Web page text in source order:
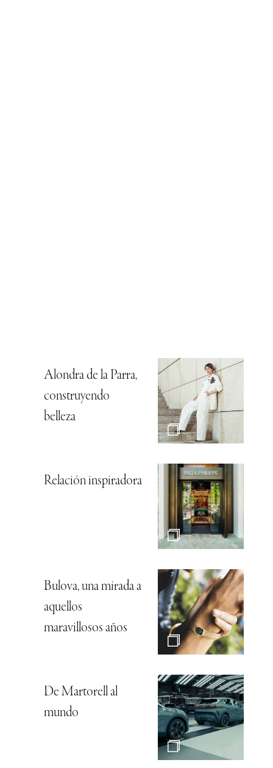
Alondra de la Parra,
construyendo
belleza
Relación inspiradora
Bulova, una mirada a
aquellos
maravillosos años
De Martorell al
mundo